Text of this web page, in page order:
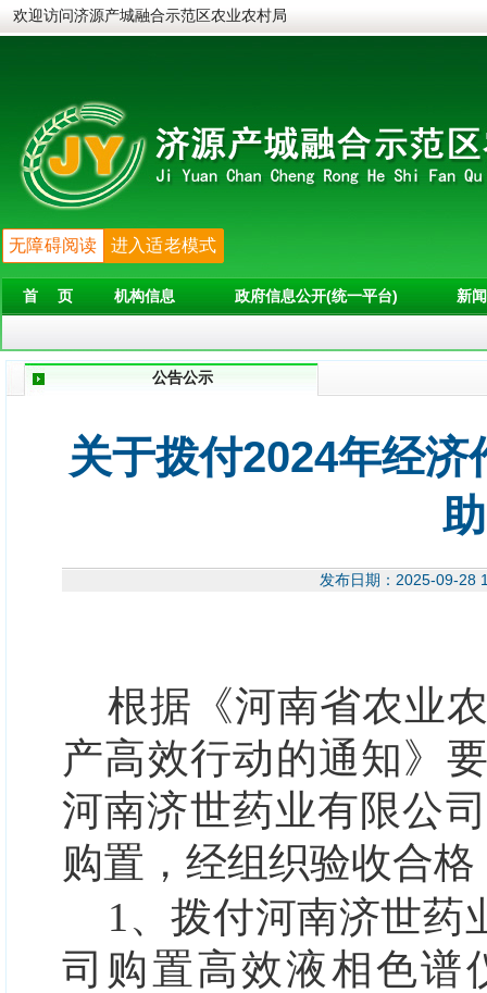
欢迎访问济源产城融合示范区农业农村局
无障碍阅读 进入适老模式
首 页 机构信息 政府信息公开(统一平台) 新
公告公示
关于拨付2024年经
发布日期：2025-
根据 《河南省农业
产高效行动的通知》
河南济世药业有限公
购置，经组织验收合
1、拨付河南济世药
司购置高效液相色谱